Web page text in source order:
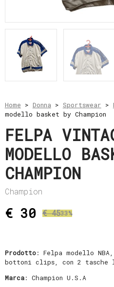
pagamento
Privacy
Policy
Il
Home > Donna > Sportswear >
modello basket by Champion
FELPA
MODELLO
CHAMPION
Champion
€ 30 € 4533%
Prodotto: Felpa modello
bottoni clips, con 2 tasche
Marca: Champion U.S.A